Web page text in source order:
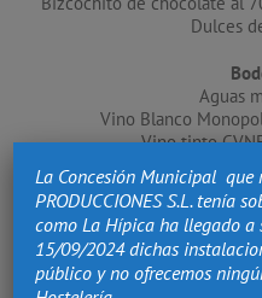
Dulces
Aguas
Vino Blanco
Vino tinto
Cava
Café e
Precio por
La Concesión Municipal que
PRODUCCIONES S.L. tenía
como La Hípica ha llegado a
15/09/2024 dichas
público y no ofrecemos